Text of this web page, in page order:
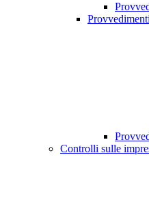
Controlli sulle